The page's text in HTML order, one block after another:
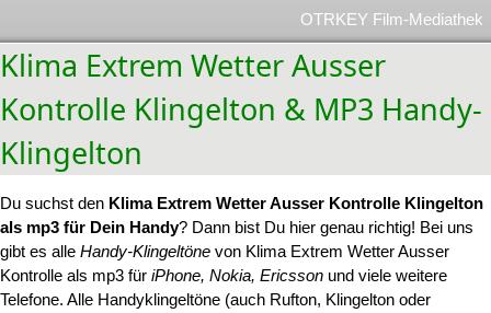
OTRKEY Film-Mediathek
Klima Extrem Wetter Ausser
Kontrolle Klingelton & MP3 Handy-
Klingelton
Du suchst den Klima Extrem Wetter Ausser Kontrolle Klingelton
als mp3 für Dein Handy? Dann bist Du hier genau richtig! Bei uns
gibt es alle Handy-Klingeltöne von Klima Extrem Wetter Ausser
Kontrolle als mp3 für iPhone, Nokia, Ericsson und viele weitere
Telefone. Alle Handyklingeltöne (auch Rufton, Klingelton oder